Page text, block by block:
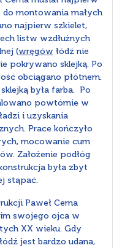
do montowania małych
najpierw szkielet,
listw wzdłużnych
(wręgów łódź nie
pokrywano sklejką. Po
obciągano płótnem.
była farba. Po
powtórnie w
i uzyskania
Prace kończyło
mocowanie cum
Założenie podłóg
była zbyt
stąpać.
Paweł Cema
swojego ojca w
XX wieku. Gdy
jest bardzo udana,